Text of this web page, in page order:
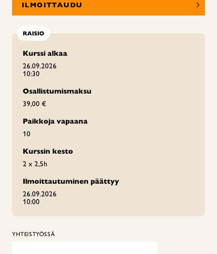
ILMOITTAUDU
RAISIO
Kurssi alkaa
26.09.2026
10:30
Osallistumismaksu
39,00 €
Paikkoja vapaana
10
Kurssin kesto
2 x 2,5h
Ilmoittautuminen päättyy
26.09.2026
10:00
YHTEISTYÖSSÄ